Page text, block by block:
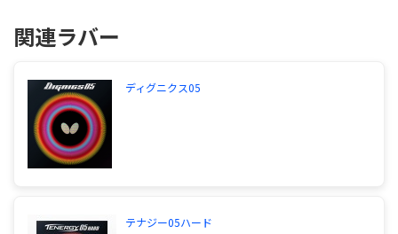
関連ラバー
ディグニクス05
テナジー05ハード